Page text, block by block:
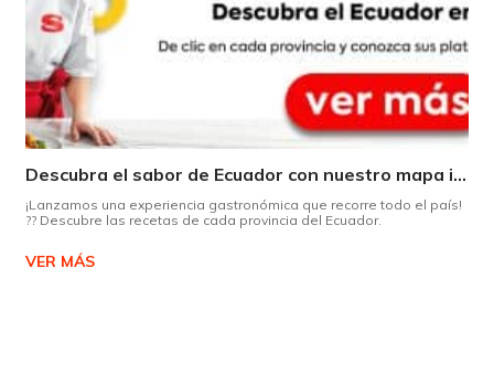
Descubra el sabor de Ecuador con nuestro mapa interactivo de recetas
¡Lanzamos una experiencia gastronómica que recorre todo el país!
?? Descubre las recetas de cada provincia del Ecuador.
VER MÁS